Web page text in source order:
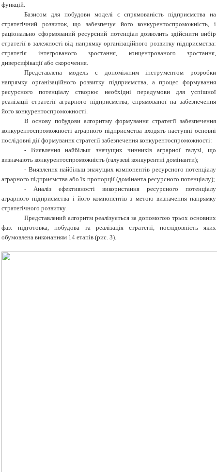
функцій.
Базисом для побудови моделі є спрямованість підприємства на
стратегічний розвиток, що забезпечує його конкурентоспроможність, і
раціонально сформований ресурсний потенціал дозволить здійснити вибір
стратегії в залежності від напрямку організаційного розвитку підприємства:
стратегія інтегрованого зростання, концентрованого зростання,
диверсифікації або скорочення.
Представлена модель є допоміжним інструментом розробки
напрямку організаційного розвитку підприємства, а процес формування
ресурсного потенціалу створює необхідні передумови для успішної
реалізації стратегії аграрного підприємства, спрямованої на забезпечення
його конкурентоспроможності.
В основу побудови алгоритму формування стратегії забезпечення
конкурентоспроможності аграрного підприємства входять наступні основні
послідовні дії формування стратегії забезпечення конкурентоспроможності:
- Виявлення найбільш значущих чинників аграрної галузі, що
визначають конкурентоспроможність (галузеві конкурентні домінанти);
- Виявлення найбільш значущих компонентів ресурсного потенціалу
аграрного підприємства або їх пропорції (домінанта ресурсного потенціалу);
- Аналіз ефективності використання ресурсного потенціалу
аграрного підприємства і його компонентів з метою визначення напрямку
стратегічного розвитку.
Представлений алгоритм реалізується за допомогою трьох основних
фаз: підготовка, побудова та реалізація стратегії, послідовність яких
обумовлена виконанням 14 етапів (рис. 3).